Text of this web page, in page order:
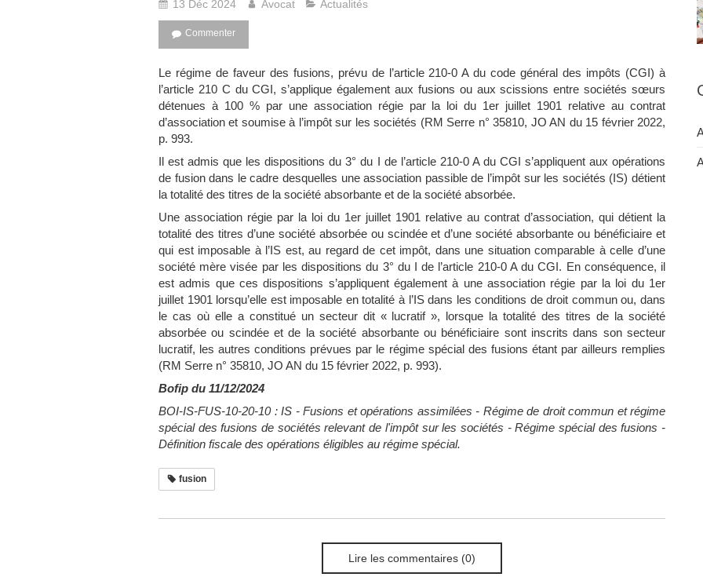
13 Déc 2024 Avocat Actualités
Commenter
Le régime de faveur des fusions, prévu de l’article 210-0 A du code général des impôts (CGI) à
l’article 210 C du CGI, s’applique également aux fusions ou aux scissions entre sociétés sœurs
détenues à 100 % par une association régie par la loi du 1er juillet 1901 relative au contrat
d’association et soumise à l’impôt sur les sociétés (RM Serre n° 35810, JO AN du 15 février 2022,
p. 993.
Il est admis que les dispositions du 3° du I de l’article 210-0 A du CGI s’appliquent aux opérations
de fusion dans le cadre desquelles une association passible de l’impôt sur les sociétés (IS) détient
la totalité des titres de la société absorbante et de la société absorbée.
Une association régie par la loi du 1er juillet 1901 relative au contrat d’association, qui détient la
totalité des titres d’une société absorbée ou scindée et d’une société absorbante ou bénéficiaire et
qui est imposable à l’IS est, au regard de cet impôt, dans une situation comparable à celle d’une
société mère visée par les dispositions du 3° du I de l’article 210-0 A du CGI. En conséquence, il
est admis que ces dispositions s’appliquent également à une association régie par la loi du 1er
juillet 1901 lorsqu’elle est imposable en totalité à l’IS dans les conditions de droit commun ou, dans
le cas où elle a constitué un secteur dit « lucratif », lorsque la totalité des titres de la société
absorbée ou scindée et de la société absorbante ou bénéficiaire sont inscrits dans son secteur
lucratif, les autres conditions prévues par le régime spécial des fusions étant par ailleurs remplies
(RM Serre n° 35810, JO AN du 15 février 2022, p. 993).
Bofip du 11/12/2024
BOI-IS-FUS-10-20-10 : IS - Fusions et opérations assimilées - Régime de droit commun et régime
spécial des fusions de sociétés relevant de l'impôt sur les sociétés - Régime spécial des fusions -
Définition fiscale des opérations éligibles au régime spécial.
fusion
Lire les commentaires (0)